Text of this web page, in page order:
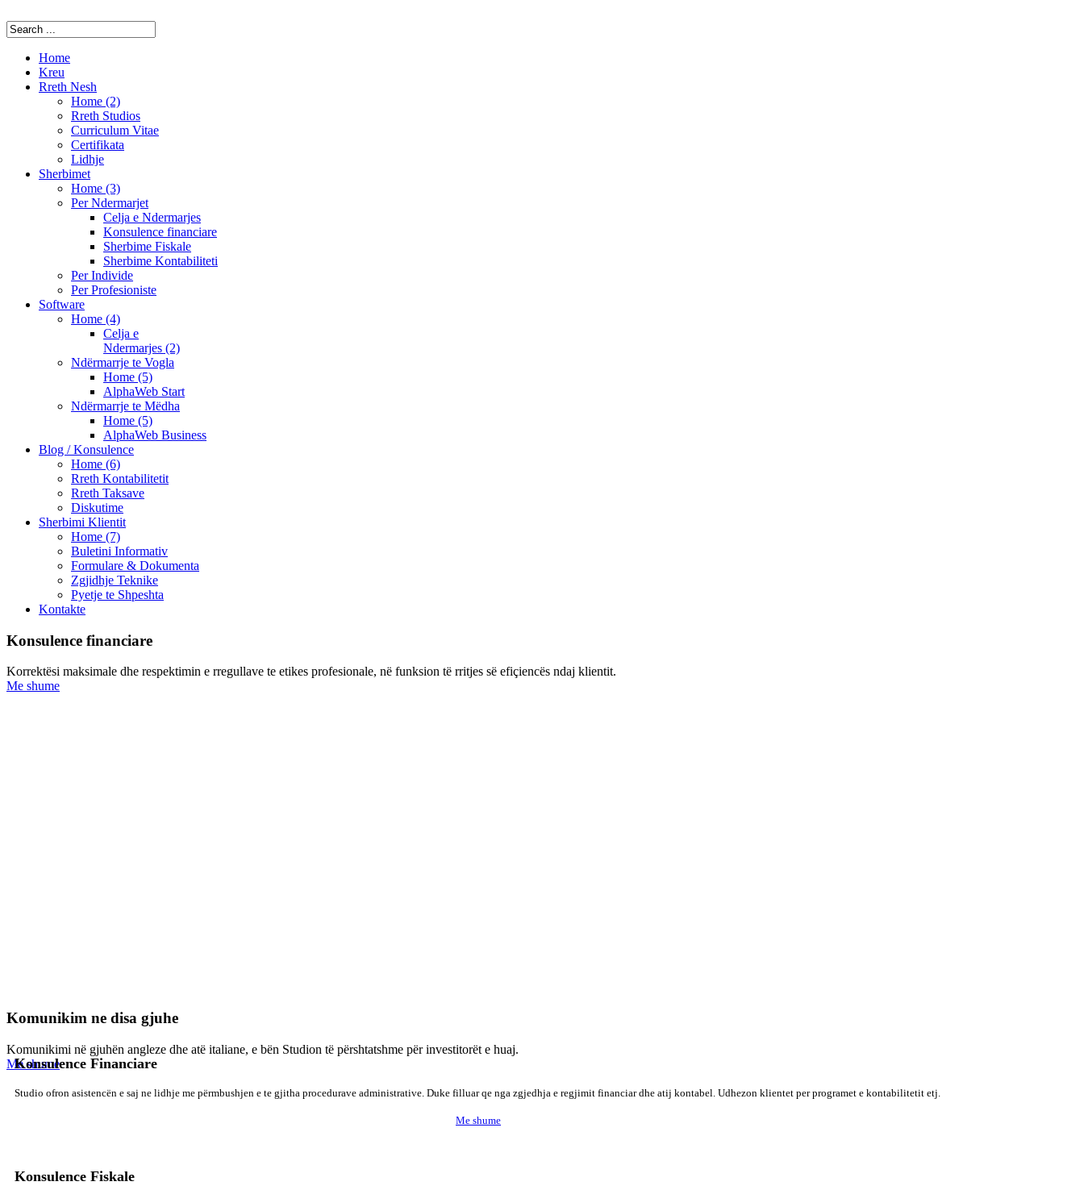
Home
Kreu
Rreth Nesh
Home (2)
Rreth Studios
Curriculum Vitae
Certifikata
Lidhje
Sherbimet
Home (3)
Per Ndermarjet
Celja e Ndermarjes
Konsulence financiare
Sherbime Fiskale
Sherbime Kontabiliteti
Per Individe
Per Profesioniste
Software
Home (4)
Celja e
Ndermarjes (2)
Ndërmarrje te Vogla
Home (5)
AlphaWeb Start
Ndërmarrje te Mëdha
Home (5)
AlphaWeb Business
Blog / Konsulence
Home (6)
Rreth Kontabilitetit
Rreth Taksave
Diskutime
Sherbimi Klientit
Home (7)
Buletini Informativ
Formulare & Dokumenta
Zgjidhje Teknike
Pyetje te Shpeshta
Kontakte
Konsulence financiare
Korrektësi maksimale dhe respektimin e rregullave te etikes profesionale, në funksion të rritjes së efiçiencës ndaj klientit.
Me shume
Komunikim ne disa gjuhe
Komunikimi në gjuhën angleze dhe atë italiane, e bën Studion të përshtatshme për investitorët e huaj.
Me shume
Konsulence Financiare
Studio ofron asistencën e saj ne lidhje me përmbushjen e te gjitha procedurave administrative. Duke filluar qe nga zgjedhja e regjimit financiar dhe atij kontabel. Udhezon klientet per programet e kontabilitetit etj.
Me shume
Konsulence Fiskale